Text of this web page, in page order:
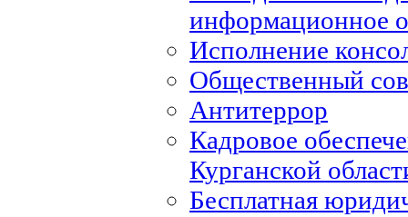
информационное
Исполнение
Общественный
Антитеррор
Кадровое
Курганской
Бесплатная